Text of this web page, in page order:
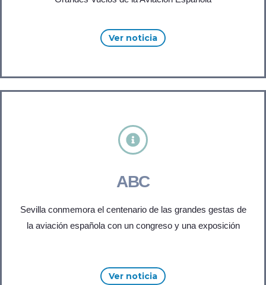
Ver noticia
ABC
Sevilla conmemora el centenario de las grandes gestas de
la aviación española con un congreso y una exposición
Ver noticia